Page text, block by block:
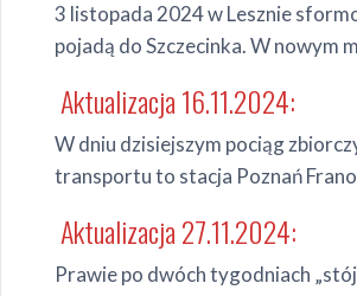
3 listopada 2024 w Lesznie
pojadą do Szczecinka. W nowym
Aktualizacja 16.11.2024:
W dniu dzisiejszym pociąg
transportu to stacja Poznań
Aktualizacja 27.11.2024:
Prawie po dwóch tygodniach